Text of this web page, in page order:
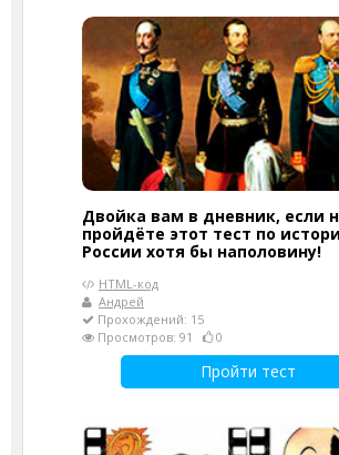
Двойка вам в дневник, если
пройдёте этот тест по
России хотя бы наполовину!
HTML-код
Андрей
Прохождений: 15
Просмотров: 91
0
Пройти тест